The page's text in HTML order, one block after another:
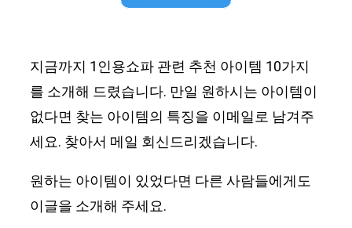
지금까지 1인용쇼파 관련 추천 아이템 10가지
를 소개해 드렸습니다. 만일 원하시는 아이템이
없다면 찾는 아이템의 특징을 이메일로 남겨주
세요. 찾아서 메일 회신드리겠습니다.
원하는 아이템이 있었다면 다른 사람들에게도
이글을 소개해 주세요.